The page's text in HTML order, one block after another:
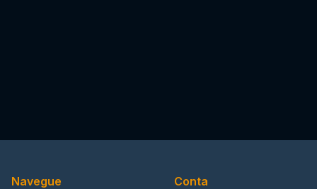
Navegue Conta